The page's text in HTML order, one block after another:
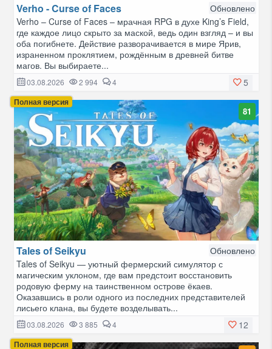
Verho - Curse of Faces
Обновлено
Verho – Curse of Faces – мрачная RPG в духе King’s Field,
где каждое лицо скрыто за маской, ведь один взгляд – и вы
оба погибнете. Действие разворачивается в мире Ярив,
израненном проклятием, рождённым в древней битве
магов. Вы выбираете...
5
03.08.2026 2 994 4
Полная версия
81
Tales of Seikyu
Обновлено
Tales of Seikyu — уютный фермерский симулятор с
магическим уклоном, где вам предстоит восстановить
родовую ферму на таинственном острове ёкаев.
Оказавшись в роли одного из последних представителей
лисьего клана, вы будете возделывать...
12
03.08.2026 3 885 4
Полная версия